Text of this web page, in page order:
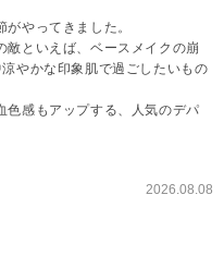
やってきました。
敵といえば、ベースメイクの崩
やかな印象肌で過ごしたいもの
色感もアップする、人気のデパ
2026.08.08